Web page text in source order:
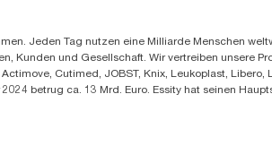
Jeden Tag nutzen eine Milliarde Menschen
Kunden und Gesellschaft. Wir vertreiben unsere
Cutimed, JOBST, Knix, Leukoplast,
betrug ca. 13 Mrd. Euro. Essity hat seinen